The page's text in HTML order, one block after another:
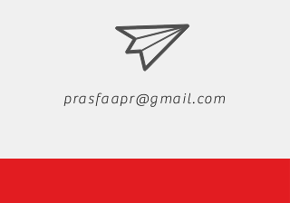
prasfaapr@gmail.com